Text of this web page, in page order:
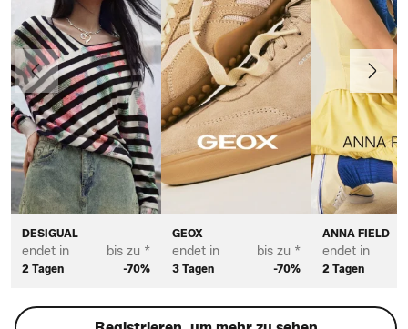
DESIGUAL
endet in
2 Tagen
bis zu *
-70%
GEOX
endet in
3 Tagen
bis zu *
-70%
ANNA FIELD
endet in
2 Tagen
Vorherige Weiter